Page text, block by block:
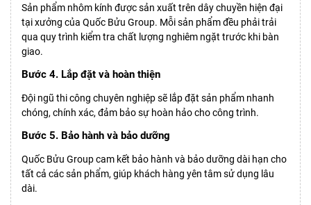
Sản phẩm nhôm kính được sản xuất trên dây chuyền hiện đại
tại xưởng của Quốc Bửu Group. Mỗi sản phẩm đều phải trải
qua quy trình kiểm tra chất lượng nghiêm ngặt trước khi bàn
giao.
Bước 4. Lắp đặt và hoàn thiện
Đội ngũ thi công chuyên nghiệp sẽ lắp đặt sản phẩm nhanh
chóng, chính xác, đảm bảo sự hoàn hảo cho công trình.
Bước 5. Bảo hành và bảo dưỡng
Quốc Bửu Group cam kết bảo hành và bảo dưỡng dài hạn cho
tất cả các sản phẩm, giúp khách hàng yên tâm sử dụng lâu
dài.